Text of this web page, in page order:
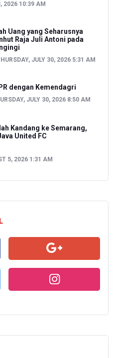
2026 10:39 AM
Uang yang Seharusnya
Raja Juli Antoni pada
JULY 30, 2026 5:31 AM
dengan Kemendagri
JULY 30, 2026 8:50 AM
Kandang ke Semarang,
United FC
5, 2026 1:31 AM